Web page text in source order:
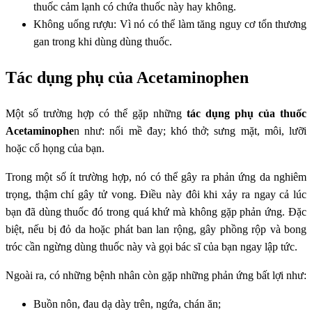
thuốc cảm lạnh có chứa thuốc này hay không.
Không uống rượu: Vì nó có thể làm tăng nguy cơ tổn thương
gan trong khi dùng dùng thuốc.
Tác dụng phụ của Acetaminophen
Một số trường hợp có thể gặp những tác dụng phụ của thuốc
Acetaminophen như: nổi mề đay; khó thở; sưng mặt, môi, lưỡi
hoặc cổ họng của bạn.
Trong một số ít trường hợp, nó có thể gây ra phản ứng da nghiêm
trọng, thậm chí gây tử vong. Điều này đôi khi xảy ra ngay cả lúc
bạn đã dùng thuốc đó trong quá khứ mà không gặp phản ứng. Đặc
biệt, nếu bị đỏ da hoặc phát ban lan rộng, gây phồng rộp và bong
tróc cần ngừng dùng thuốc này và gọi bác sĩ của bạn ngay lập tức.
Ngoài ra, có những bệnh nhân còn gặp những phản ứng bất lợi như:
Buồn nôn, đau dạ dày trên, ngứa, chán ăn;